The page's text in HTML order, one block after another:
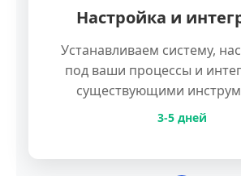
Настройка и
Устанавливаем систему,
под ваши процессы и
существующими
3-5 дней